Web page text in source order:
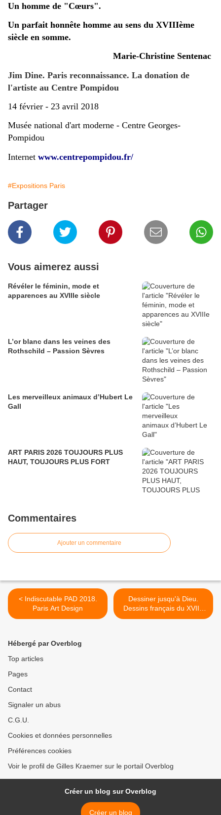
Un homme de "Cœurs".
Un parfait honnête homme au sens du XVIIIème
siècle en somme.
Marie-Christine Sentenac
Jim Dine. Paris reconnaissance. La donation de
l'artiste au Centre Pompidou
14 février - 23 avril 2018
Musée national d'art moderne - Centre Georges-
Pompidou
Internet www.centrepompidou.fr/
#Expositions Paris
Partager
Vous aimerez aussi
​​​​​​​Révéler le féminin, mode et
apparences au XVIIIe siècle
L’or blanc dans les veines des
Rothschild – Passion Sèvres
Les merveilleux animaux d’Hubert Le
Gall
ART PARIS 2026 TOUJOURS PLUS
HAUT, TOUJOURS PLUS FORT
Commentaires
Ajouter un commentaire
< Indiscutable PAD 2018.
Paris Art Design
Dessiner jusqu'à Dieu.
Dessins français du XVIIe
siècle du musée d'Orléans.
Hébergé par Overblog
Top articles
Pages
Contact
Signaler un abus
C.G.U.
Cookies et données personnelles
Préférences cookies
Voir le profil de Gilles Kraemer sur le portail Overblog
Créer un blog sur Overblog
Créer un blog